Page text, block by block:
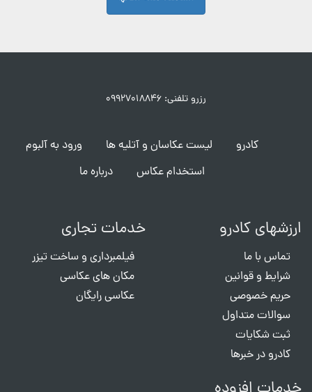
رزرو تلفنی: ۰۹۹۲۷۰۱۸۸۴۶
کادرو لیست عکاسان و آتلیه ها
ورود به آلبوم
استخدام عکاس
درباره ما
ارزشهای کادرو
تماس با ما
شرایط و قوانین
حریم خصوصی
سوالات متداول
ثبت شکایات
کادرو در خبرها
خدمات تجاری
فیلمبرداری و ساخت تیزر
مکان های عکاسی
عکاسی رایگان